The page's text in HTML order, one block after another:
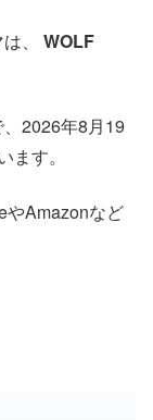
、 WOLF
2026年8月19
す。
やAmazonなど